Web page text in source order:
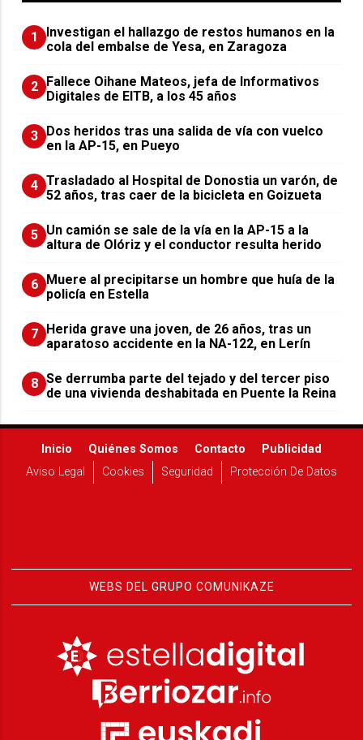
1
Investigan el hallazgo de restos humanos en la
cola del embalse de Yesa, en Zaragoza
2 Fallece Oihane Mateos, jefa de Informativos
Digitales de EITB, a los 45 años
3 Dos heridos tras una salida de vía con vuelco
en la AP-15, en Pueyo
4 Trasladado al Hospital de Donostia un varón, de
52 años, tras caer de la bicicleta en Goizueta
5 Un camión se sale de la vía en la AP-15 a la
altura de Olóriz y el conductor resulta herido
6 Muere al precipitarse un hombre que huía de la
policía en Estella
7 Herida grave una joven, de 26 años, tras un
aparatoso accidente en la NA-122, en Lerín
8 Se derrumba parte del tejado y del tercer piso
de una vivienda deshabitada en Puente la Reina
Inicio Quiénes Somos Contacto
Publicidad
Aviso Legal
Cookies Seguridad Protección De Datos
WEBS DEL GRUPO COMUNIKAZE